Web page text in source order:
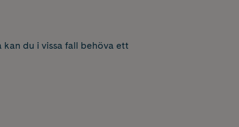
du i vissa fall behöva ett